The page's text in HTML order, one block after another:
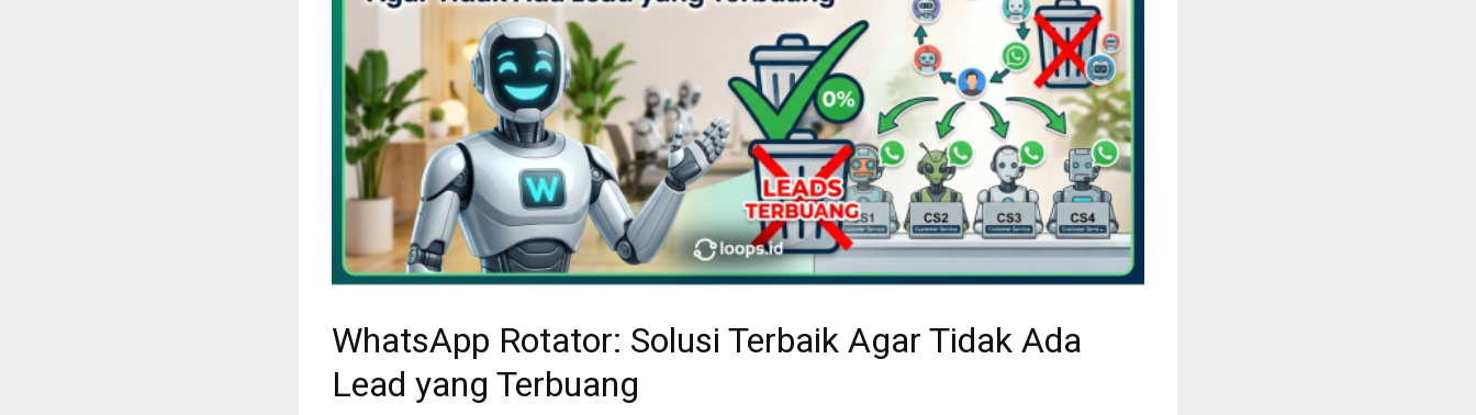
WhatsApp Rotator: Solusi Terbaik Agar Tidak Ada
Lead yang Terbuang